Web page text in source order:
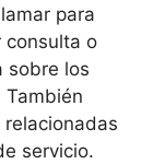
para
consulta o
sobre los
servicio.